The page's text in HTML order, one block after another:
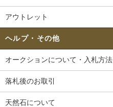
アウトレット
ヘルプ・その他
オークションについて・入札方法
落札後のお取引
天然石について